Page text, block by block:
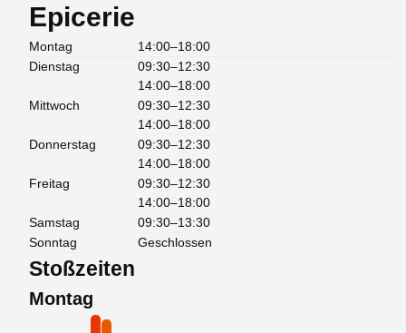
Epicerie
Montag
14:00–18:00
Dienstag
09:30–12:30
14:00–18:00
Mittwoch
09:30–12:30
14:00–18:00
Donnerstag
09:30–12:30
14:00–18:00
Freitag
09:30–12:30
14:00–18:00
Samstag
09:30–13:30
Sonntag
Geschlossen
Stoßzeiten
Montag